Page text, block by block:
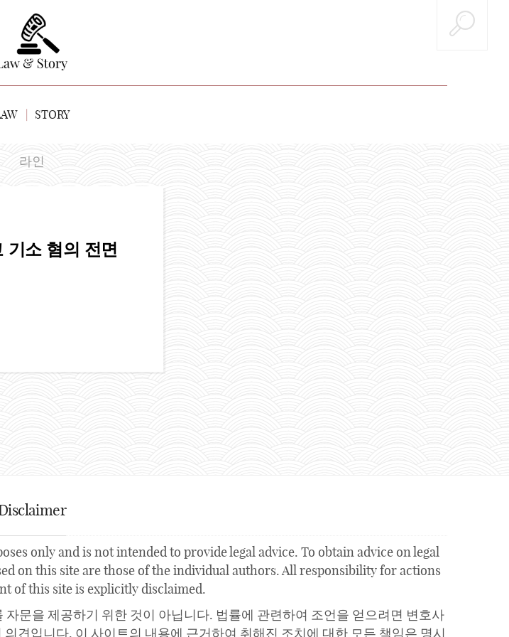
STORY
라인
기소 혐의 전면
only and is not intended to provide legal advice. To obtain advice on legal
on this site are those of the individual authors. All responsibility for actions
of this site is explicitly disclaimed.
문을 제공하기 위한 것이 아닙니다. 법률에 관련하여 조언을 얻으려면 변호사
견입니다. 이 사이트의 내용에 근거하여 취해진 조치에 대한 모든 책임은 명시